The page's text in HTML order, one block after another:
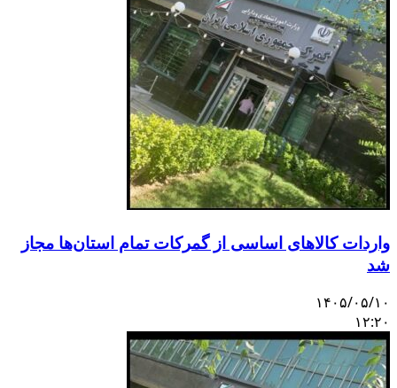
واردات کالاهای اساسی از گمرکات تمام استان‌ها مجاز
شد
۱۴۰۵/۰۵/۱۰
۱۲:۲۰